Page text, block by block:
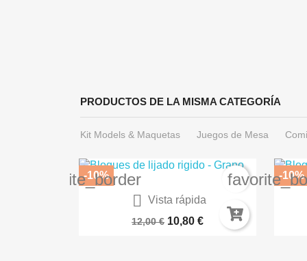
PRODUCTOS DE LA MISMA CATEGORÍA
Kit Models & Maquetas Juegos de Mesa
favorite_border

Vista rápida
Paleta Servocráneo 66-32
12,00 € 10,80 €
-10% -10%